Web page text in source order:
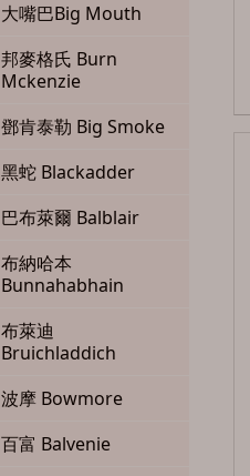
大嘴巴Big Mouth
邦麥格氏 Burn
Mckenzie
鄧肯泰勒 Big Smoke
黑蛇 Blackadder
巴布萊爾 Balblair
布納哈本
Bunnahabhain
布萊迪
Bruichladdich
波摩 Bowmore
百富 Balvenie